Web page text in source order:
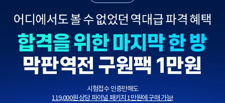
시험접수 인증만해도
119,000원 상당 파이널 패키지 1만원에 구매 가능!